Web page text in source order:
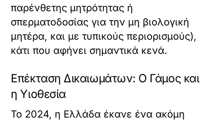
παρένθετης μητρότητας ή
σπερματοδοσίας για την μη βιολογική
μητέρα, και με τυπικούς περιορισμούς),
κάτι που αφήνει σημαντικά κενά.
Επέκταση Δικαιωμάτων: Ο Γάμος και
η Υιοθεσία
Το 2024, η Ελλάδα έκανε ένα ακόμη